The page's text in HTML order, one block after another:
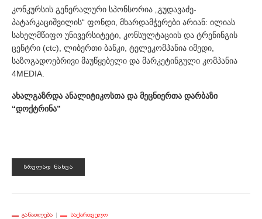
კონკურსის გენერალური სპონსორია „გუდავაძე-
პატარკაციშვილის“ ფონდი, მხარდამჭერები არიან: ილიას
სახელმწიფო უნივერსიტეტი, კონსულტაციის და ტრენინგის
ცენტრი (ctc), ლიბერთი ბანკი, ტელეკომპანია იმედი,
საზოგადოებრივი მაუწყებელი და მარკეტინგული კომპანია
4MEDIA.
ახალგაზრდა ანალიტიკოსთა და მეცნიერთა დარბაზი
“დოქტრინა”
ᲡᲠᲣᲚᲐᲓ ᲜᲐᲮᲕᲐ
ᲒᲐᲜᲐᲗᲚᲔᲑᲐ ᲡᲐᲥᲐᲠᲗᲕᲔᲚᲝ